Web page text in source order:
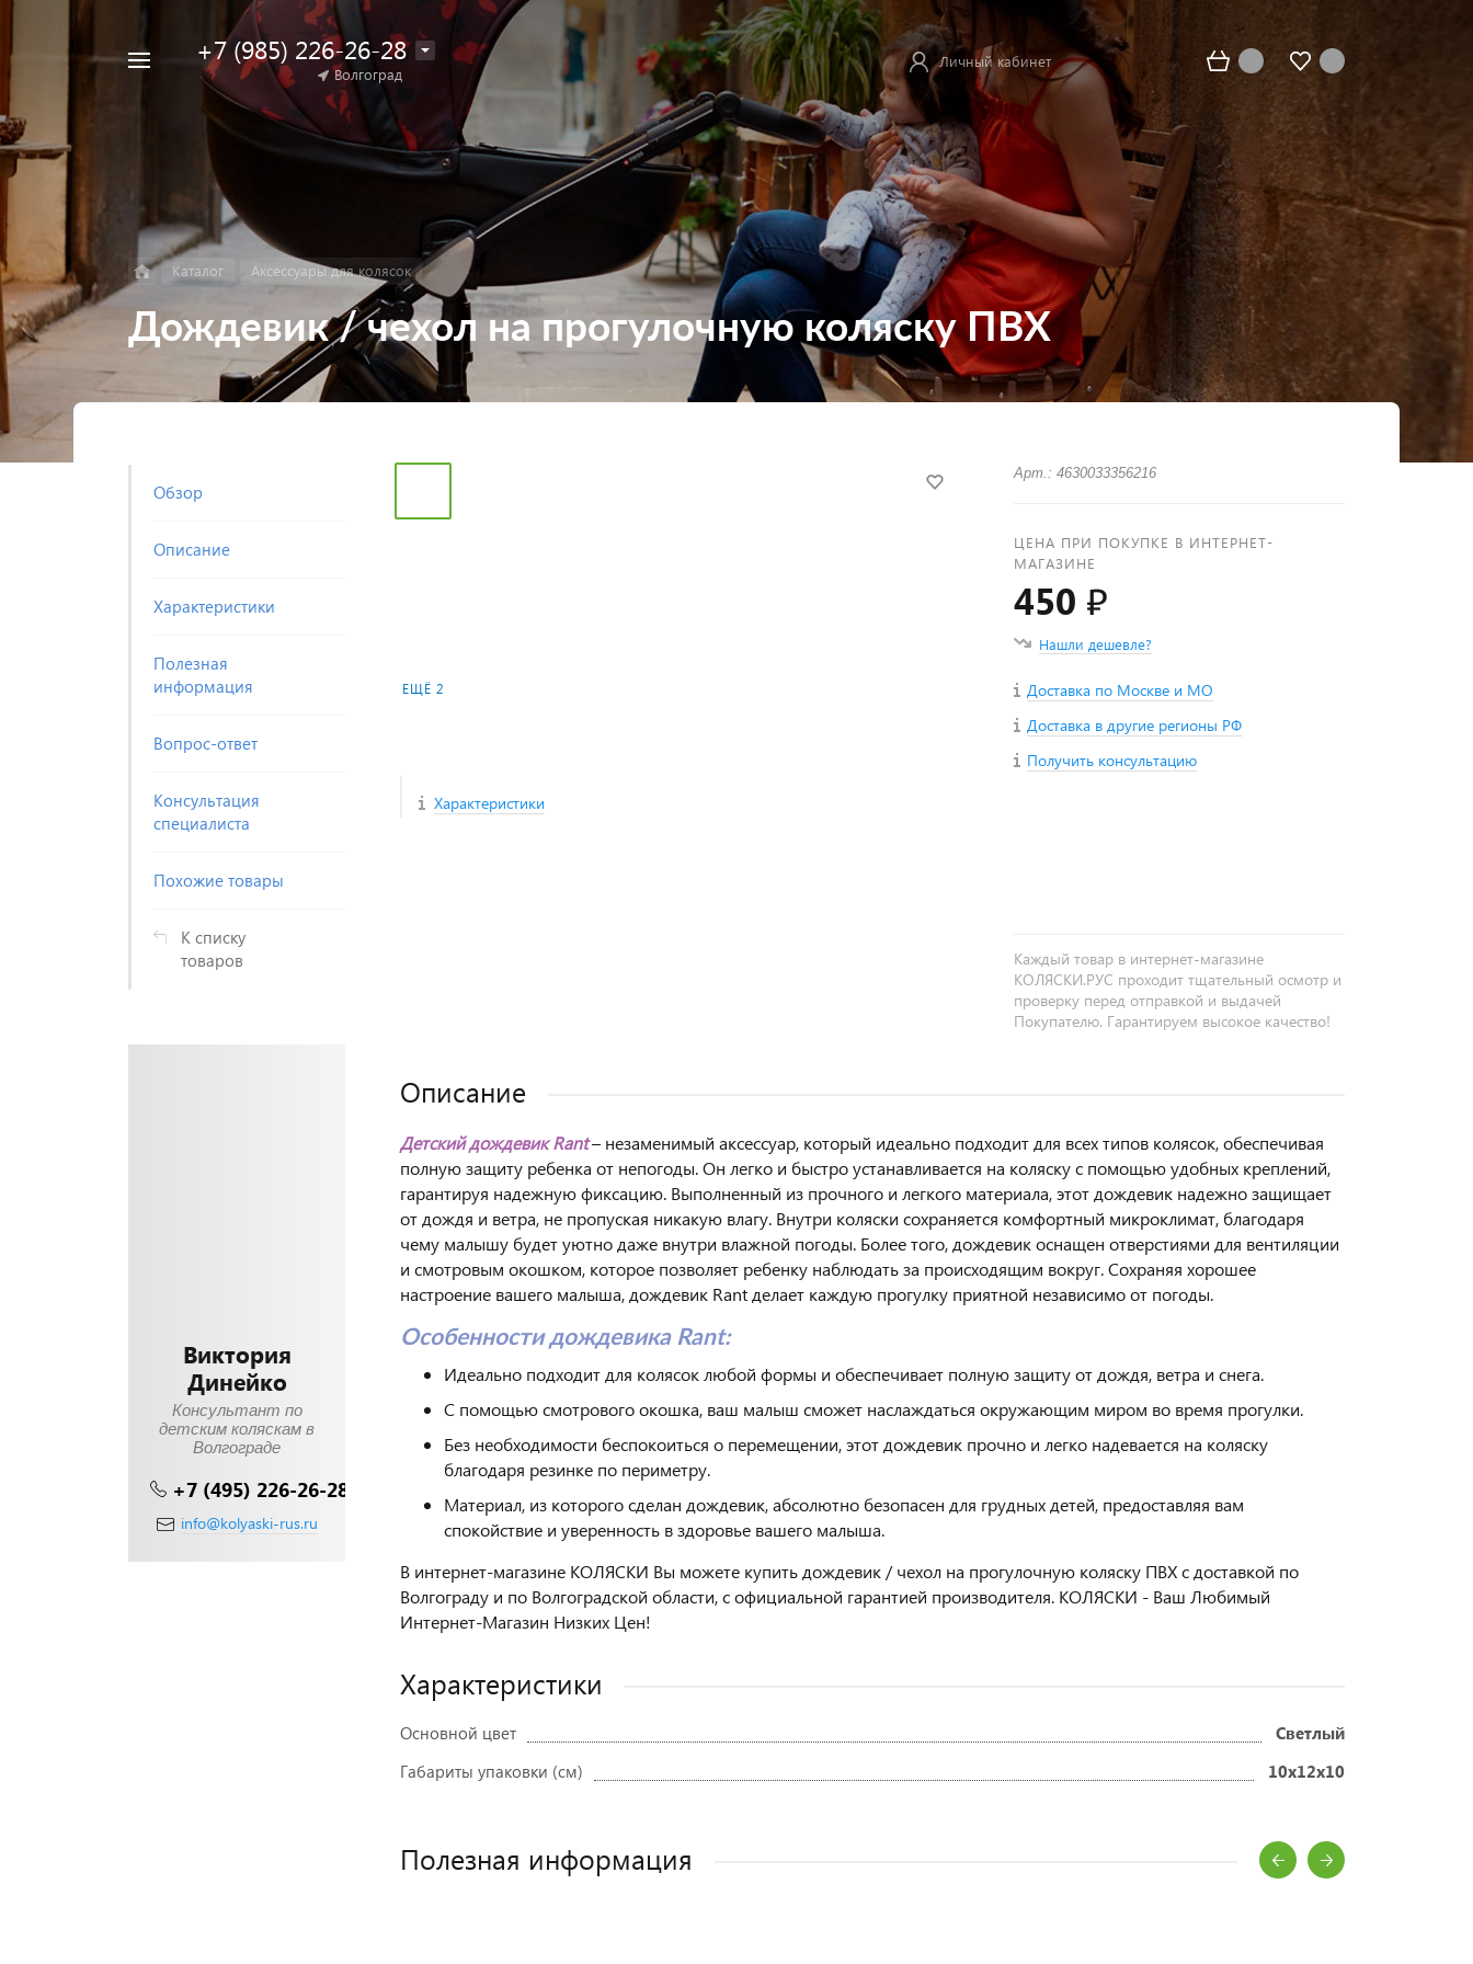
Например,
двойни
+7 (985) 226-26-28
Волгоград
Личный кабинет
Каталог Аксессуары для колясок
Дождевик / чехол на прогулочную коляску ПВХ
Обзор
Описание
Характеристики
Полезная
информация
Вопрос-ответ
Консультация
специалиста
Похожие товары
К списку
товаров
Виктория
Динейко
Консультант по
детским коляскам в
Волгограде
+7 (495) 226-26-28
info@kolyaski-rus.ru
ЕЩЁ 2
Характеристики
Арт.: 4630033356216
ЦЕНА ПРИ ПОКУПКЕ В ИНТЕРНЕТ-
МАГАЗИНЕ
450 ₽
Нашли дешевле?
Доставка по Москве и МО
Доставка в другие регионы РФ
Получить консультацию
Каждый товар в интернет-магазине
КОЛЯСКИ.РУС проходит тщательный осмотр и
проверку перед отправкой и выдачей
Покупателю. Гарантируем высокое качество!
Описание
Детский дождевик Rant– незаменимый аксессуар, который идеально подходит для всех типов колясок, обеспечивая
полную защиту ребенка от непогоды. Он легко и быстро устанавливается на коляску с помощью удобных креплений,
гарантируя надежную фиксацию. Выполненный из прочного и легкого материала, этот дождевик надежно защищает
от дождя и ветра, не пропуская никакую влагу. Внутри коляски сохраняется комфортный микроклимат, благодаря
чему малышу будет уютно даже внутри влажной погоды. Более того, дождевик оснащен отверстиями для вентиляции
и смотровым окошком, которое позволяет ребенку наблюдать за происходящим вокруг. Сохраняя хорошее
настроение вашего малыша, дождевик Rant делает каждую прогулку приятной независимо от погоды.
Особенности дождевика Rant:
Идеально подходит для колясок любой формы и обеспечивает полную защиту от дождя, ветра и снега.
С помощью смотрового окошка, ваш малыш сможет наслаждаться окружающим миром во время прогулки.
Без необходимости беспокоиться о перемещении, этот дождевик прочно и легко надевается на коляску
благодаря резинке по периметру.
Материал, из которого сделан дождевик, абсолютно безопасен для грудных детей, предоставляя вам
спокойствие и уверенность в здоровье вашего малыша.
В интернет-магазине КОЛЯСКИ Вы можете купить дождевик / чехол на прогулочную коляску ПВХ с доставкой по
Волгограду и по Волгоградской области, с официальной гарантией производителя. КОЛЯСКИ - Ваш Любимый
Интернет-Магазин Низких Цен!
Характеристики
Основной цвет
Светлый
Габариты упаковки (см)
10x12x10
Полезная информация